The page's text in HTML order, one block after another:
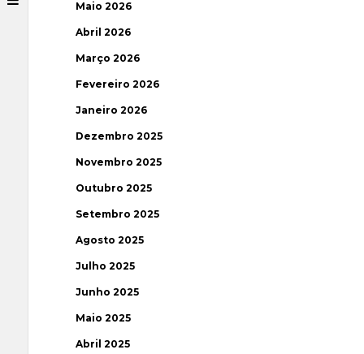
Maio 2026
Abril 2026
Março 2026
Fevereiro 2026
Janeiro 2026
Dezembro 2025
Novembro 2025
Outubro 2025
Setembro 2025
Agosto 2025
Julho 2025
Junho 2025
Maio 2025
Abril 2025